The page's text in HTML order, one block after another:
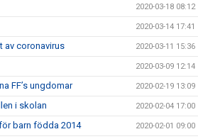
2020-03-18 08:12
2020-03-14 17:41
av coronavirus 2020-03-11 15:36
2020-03-09 12:14
FF’s ungdomar 2020-02-19 13:09
i skolan 2020-02-04 17:00
barn födda 2014 2020-02-01 09:00